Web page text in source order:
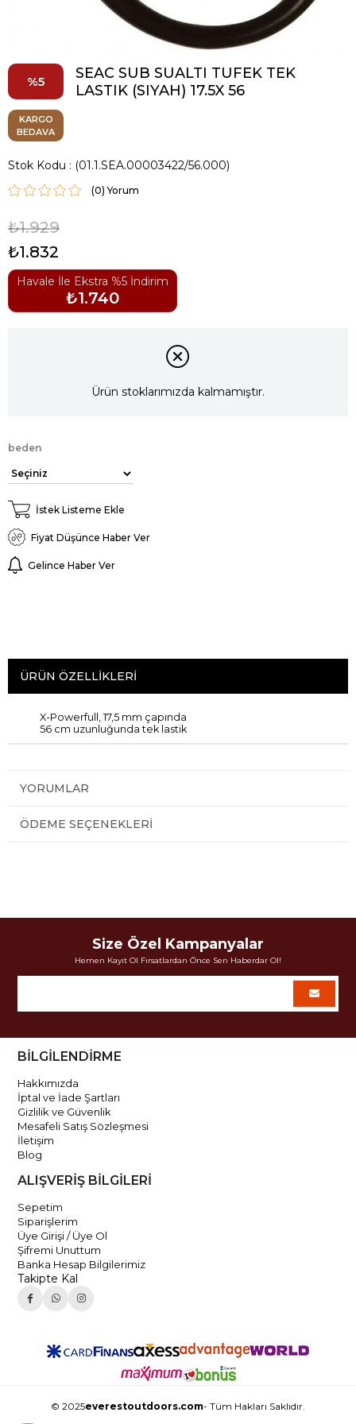
5
SEAC SUB SUALTI TUFEK TEK
LASTIK (SIYAH) 17.5X 56
KARGO
BEDAVA
Stok Kodu (01.1.SEA.00003422/56.000)
(0)
₺1.929
₺1.832
Havale İle Ekstra %5 İndirim
₺1.740
Ürün stoklarımızda kalmamıştır.
beden
İstek Listeme Ekle
Fiyat Düşünce Haber Ver
Gelince Haber Ver
ÜRÜN ÖZELLIKLERI
X-Powerfull 17,5 mm çapında
56 cm uzunluğunda tek lastik
YORUMLAR
ÖDEME SEÇENEKLERI
Size Özel Kampanyalar
Hemen Kayıt Ol Fırsatlardan Önce Sen Haberdar Ol!
BİLGİLENDİRME
Hakkımızda
İptal ve İade Şartları
Gizlilik ve Güvenlik
Mesafeli Satış Sözleşmesi
İletişim
Blog
ALIŞVERİŞ BİLGİLERİ
Sepetim
Siparişlerim
Üye Girişi / Üye Ol
Şifremi Unuttum
Banka Hesap Bilgilerimiz
Takipte Kal
© 2025everestoutdoors.com- Tüm Hakları Saklıdır.